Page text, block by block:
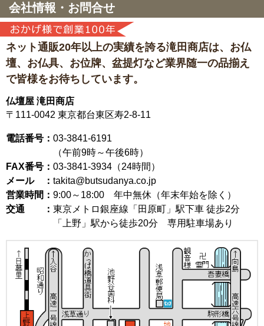
会社情報・お問合せ
ネット通販20年以上の実績を誇る滝田商店は、 お仏
壇、お仏具、お位牌、盆提灯など業界随一の品揃え
で皆様をお待ちしています。
仏壇屋 滝田商店
〒111-0042 東京都台東区寿2-8-11
電話番号： 03-3841-6191
（午前9時～午後6時）
FAX番号： 03-3841-3934（24時間）
メール ： takita@butsudanya.co.jp
営業時間： 9:00～18:00 年中無休（年末年始を除く）
交通 ： 東京メトロ銀座線「田原町」駅下車 徒歩2分
「上野」駅から徒歩20分 専用駐車場あり